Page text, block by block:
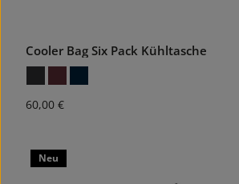
Cooler Bag Six Pack Kühltasche
Regulärer Preis:
60,00 €
Neu